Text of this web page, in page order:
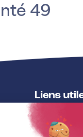
49
Liens
Qui sommes-
Je cherche